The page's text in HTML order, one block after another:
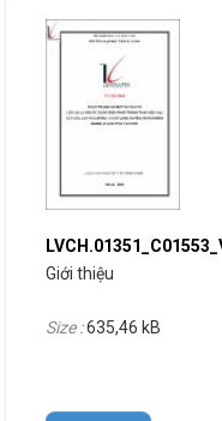
Giới thiệu
Size :635,46 kB